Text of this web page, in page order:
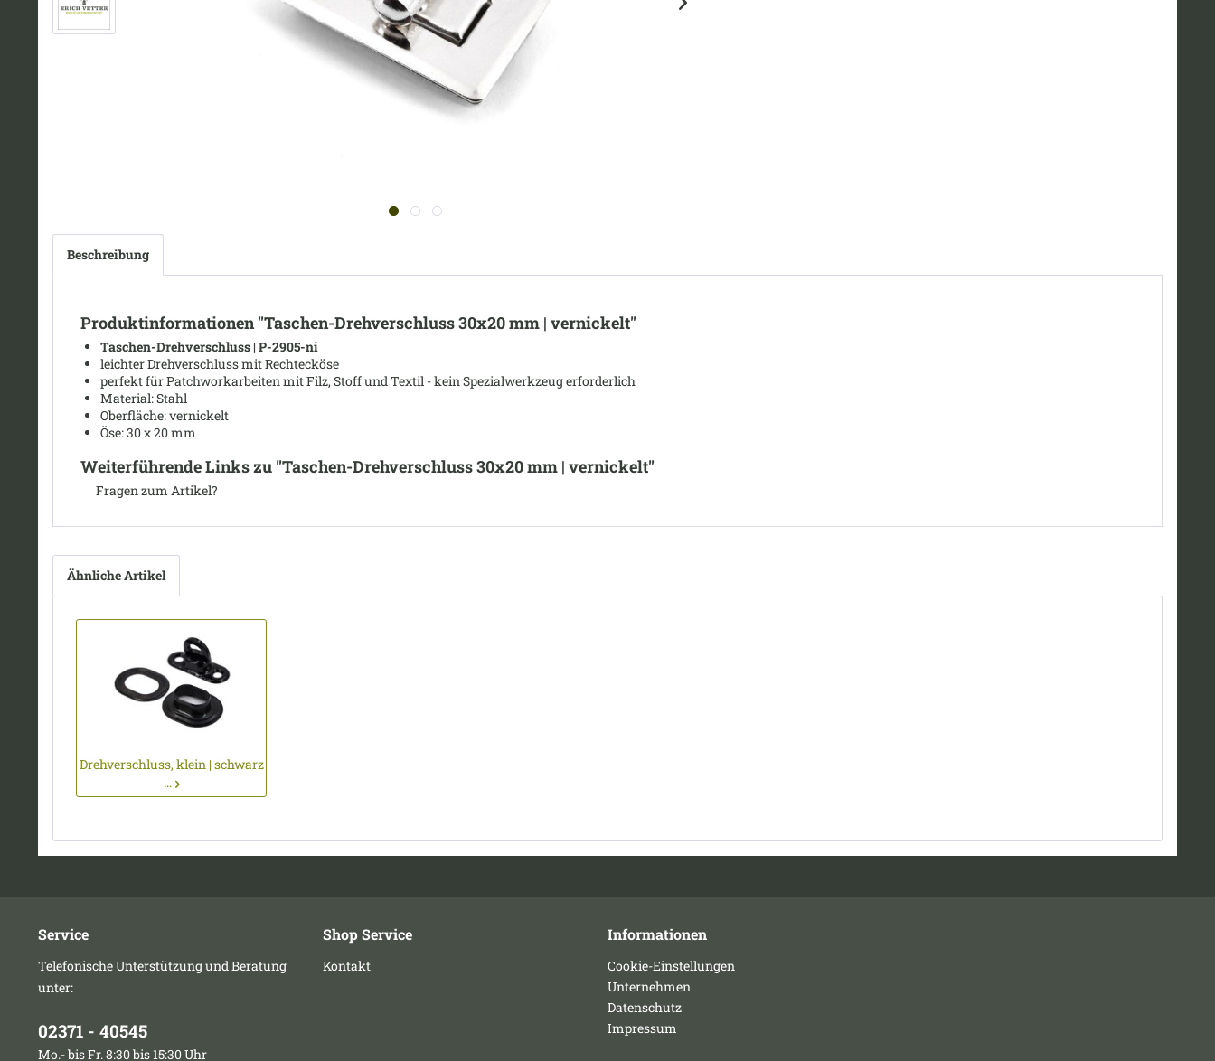
Beschreibung
Produktinformationen "Taschen-Drehverschluss 30x20 mm | vernickelt"
Taschen-Drehverschluss | P-2905-ni
leichter Drehverschluss mit Rechtecköse
perfekt für Patchworkarbeiten mit Filz, Stoff und Textil - kein Spezialwerkzeug erforderlich
Material: Stahl
Oberfläche: vernickelt
Öse: 30x 20 mm
Weiterführende Links zu "Taschen-Drehverschluss 30x20 mm | vernickelt"
Fragen zum Artikel?
Ähnliche Artikel
Drehverschluss, klein | schwarz
...
Service
Telefonische Unterstützung und Beratung
unter:
02371 - 40545
Mo.- bis Fr. 8:30 bis 15:30 Uhr
Shop Service
Kontakt
Informationen
Cookie-Einstellungen
Unternehmen
Datenschutz
Impressum